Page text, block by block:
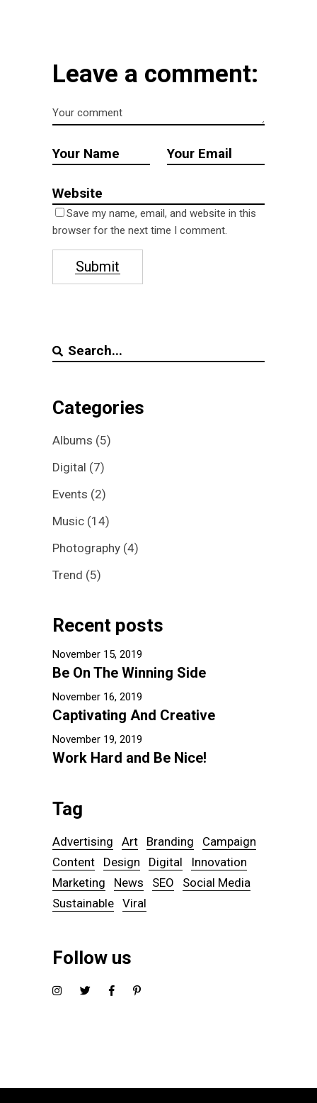
Leave a comment:
Save my name, email, and website in this
browser for the next time I comment.
Submit
Search
for:
Categories
Albums (5)
Digital (7)
Events (2)
Music (14)
Photography (4)
Trend (5)
Recent posts
November 15, 2019
Be On The Winning Side
November 16, 2019
Captivating And Creative
November 19, 2019
Work Hard and Be Nice!
Tag
Advertising Art Branding
Campaign
Content
Design Digital
Innovation
Marketing
News SEO
Social Media
Sustainable Viral
Follow us